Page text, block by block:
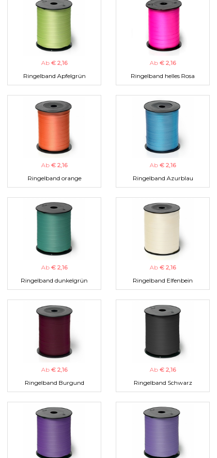
Ab € 2,16
Ringelband Apfelgrün
Ab € 2,16
Ringelband helles Rosa
Ab € 2,16
Ringelband orange
Ab € 2,16
Ringelband Azurblau
Ab € 2,16
Ringelband dunkelgrün
Ab € 2,16
Ringelband Elfenbein
Ab € 2,16
Ringelband Burgund
Ab € 2,16
Ringelband Schwarz